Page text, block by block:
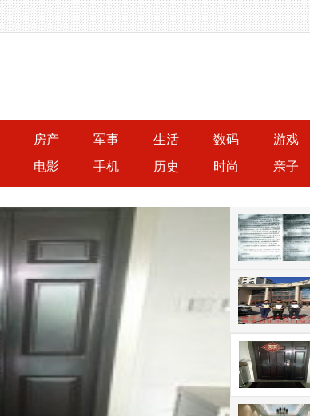
房产 军事 生活 数码 游戏
电影 手机 历史 时尚 亲子